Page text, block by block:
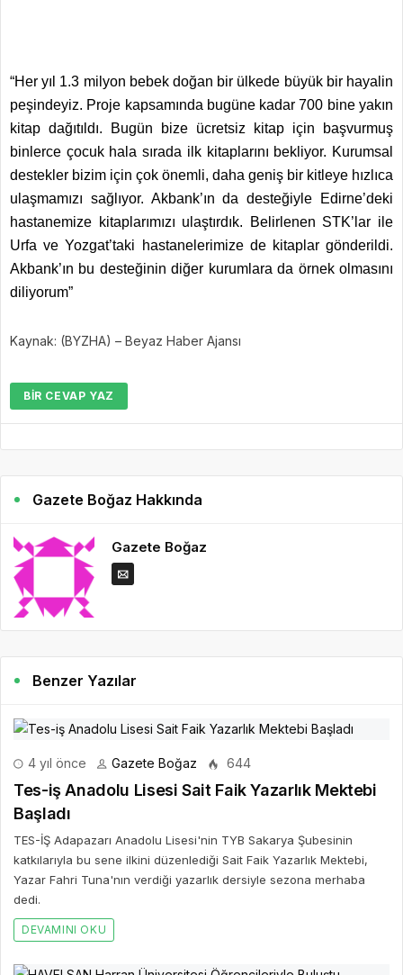
“Her yıl 1.3 milyon bebek doğan bir ülkede büyük bir hayalin
peşindeyiz. Proje kapsamında bugüne kadar 700 bine yakın
kitap dağıtıldı. Bugün bize ücretsiz kitap için başvurmuş
binlerce çocuk hala sırada ilk kitaplarını bekliyor. Kurumsal
destekler bizim için çok önemli, daha geniş bir kitleye hızlıca
ulaşmamızı sağlıyor. Akbank’ın da desteğiyle Edirne’deki
hastanemize kitaplarımızı ulaştırdık. Belirlenen STK’lar ile
Urfa ve Yozgat’taki hastanelerimize de kitaplar gönderildi.
Akbank’ın bu desteğinin diğer kurumlara da örnek olmasını
diliyorum”
Kaynak: (BYZHA) – Beyaz Haber Ajansı
BIR CEVAP YAZ
Gazete Boğaz Hakkında
Gazete Boğaz
Benzer Yazılar
4 yıl önce Gazete Boğaz 644
Tes-iş Anadolu Lisesi Sait Faik Yazarlık Mektebi
Başladı
TES-İŞ Adapazarı Anadolu Lisesi'nin TYB Sakarya Şubesinin
katkılarıyla bu sene ilkini düzenlediği Sait Faik Yazarlık Mektebi,
Yazar Fahri Tuna'nın verdiği yazarlık dersiyle sezona merhaba
dedi.
DEVAMINI OKU